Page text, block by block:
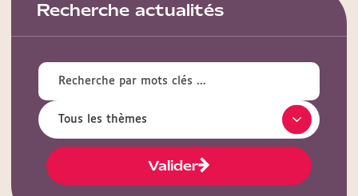
Recherche actualités
Valider